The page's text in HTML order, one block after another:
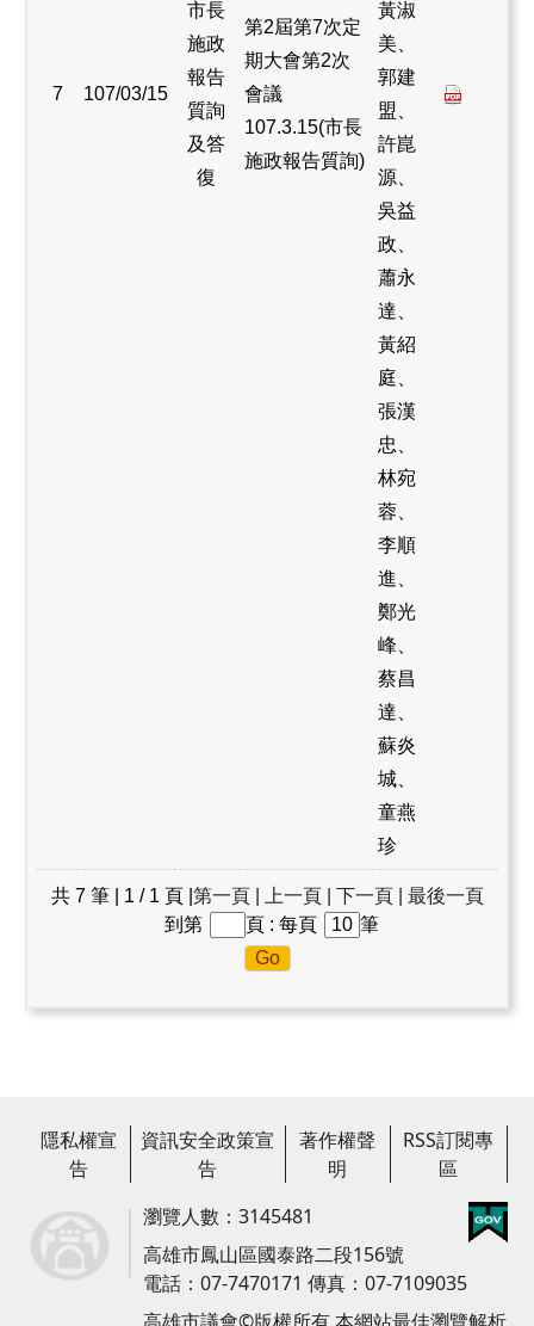
7 107/03/15
市長
施政
報告
質詢
及答
復
第2屆第7次定
期大會第2次
會議
107.3.15(市長
施政報告質詢)
黃淑
美、
郭建
盟、
許崑
源、
吳益
政、
蕭永
達、
黃紹
庭、
張漢
忠、
林宛
蓉、
李順
進、
鄭光
峰、
蔡昌
達、
蘇炎
城、
童燕
珍
共 7 筆 | 1 / 1 頁 | 第一頁 | 上一頁 | 下一頁 |
最後一頁
到第
頁 : 每頁 筆
隱私權宣
告
資訊安全政策宣
告
著作權聲
明
RSS訂閱專
區
瀏覽人數：3145481
高雄市鳳山區國泰路二段156號
電話：07-7470171 傳真：07-7109035